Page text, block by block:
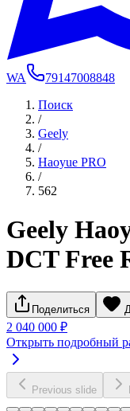
WA
79147008848
Поиск
/
Geely
/
Haoyue PRO
/
562
Geely
DCT Free
Поделиться
2 040 000 ₽
Открыть подробный
Previous slide